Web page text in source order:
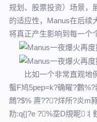
规划、股票投资）场景，
的适应性，Manus在后续
将真正产生影响到每一个
比如一个非常直观地例
蟿F鸠5pep=k?确矅?鷜
鷓?$% 燾???烊所?炎m
劷:q{|?e ?%坖D覑眤丬